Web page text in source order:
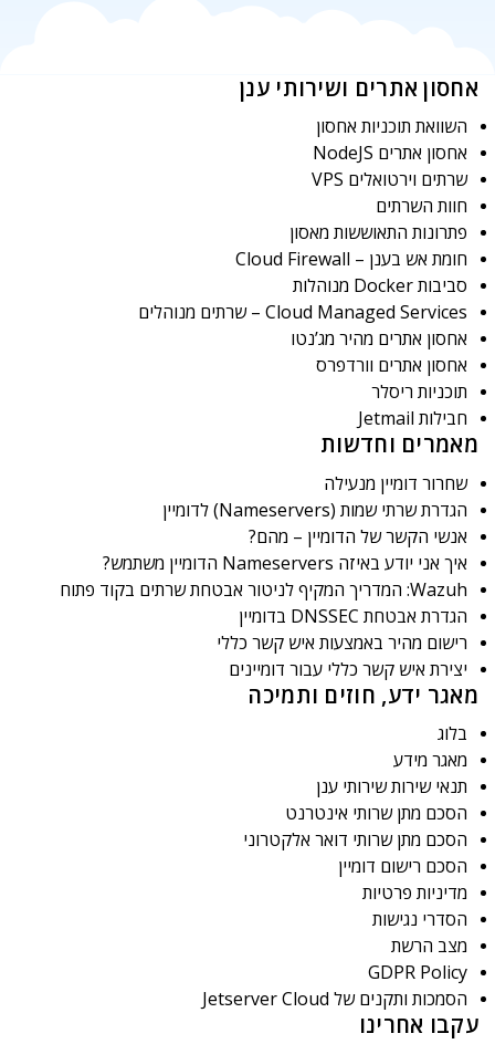
אחסון אתרים ושירותי ענן
השוואת תוכניות אחסון
אחסון אתרים NodeJS
שרתים וירטואלים VPS
חוות השרתים
פתרונות התאוששות מאסון
חומת אש בענן – Cloud Firewall
סביבות Docker מנוהלות
Cloud Managed Services – שרתים מנוהלים
אחסון אתרים מהיר מג’נטו
אחסון אתרים וורדפרס
תוכניות ריסלר
חבילות Jetmail
מאגר ידע, חוזים ותמיכה
בלוג
מאגר מידע
תנאי שירות שירותי ענן
הסכם מתן שרותי אינטרנט
הסכם מתן שרותי דואר אלקטרוני
הסכם רישום דומיין
מדיניות פרטיות
הסדרי נגישות
מצב הרשת
GDPR Policy
הסמכות ותקנים של Jetserver Cloud
מאמרים וחדשות
שחרור דומיין מנעילה
הגדרת שרתי שמות (Nameservers) לדומיין
אנשי הקשר של הדומיין – מהם?
איך אני יודע באיזה Nameservers הדומיין משתמש?
Wazuh: המדריך המקיף לניטור אבטחת שרתים בקוד פתוח
הגדרת אבטחת DNSSEC בדומיין
רישום מהיר באמצעות איש קשר כללי
יצירת איש קשר כללי עבור דומיינים
עקבו אחרינו